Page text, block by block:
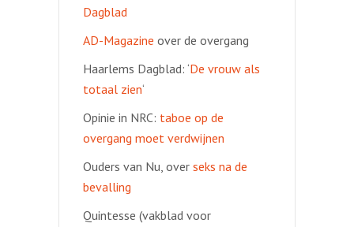
Dagblad
AD-Magazine over de overgang
Haarlems Dagblad: ‘De vrouw als
totaal zien‘
Opinie in NRC: taboe op de
overgang moet verdwijnen
Ouders van Nu, over seks na de
bevalling
Quintesse (vakblad voor